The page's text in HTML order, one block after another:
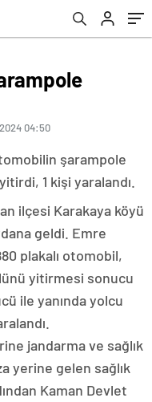
04:50
şarampole
1 kişi yaralandı.
ilçesi Karakaya köyü
geldi. Emre
plakalı otomobil,
yitirmesi sonucu
ile yanında yolcu
jandarma ve sağlık
yerine gelen sağlık
Kaman Devlet